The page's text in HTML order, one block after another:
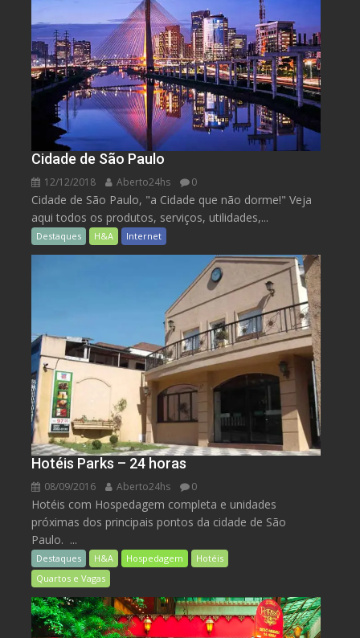
Cidade de São Paulo
12/12/2018 Aberto24hs 0
Cidade de São Paulo, "a Cidade que não dorme!" Veja
aqui todos os produtos, serviços, utilidades,...
Destaques H&A Internet
Hotéis Parks – 24 horas
08/09/2016 Aberto24hs 0
Hotéis com Hospedagem completa e unidades
próximas dos principais pontos da cidade de São
Paulo. ...
Destaques H&A Hospedagem
Hotéis
Quartos e Vagas